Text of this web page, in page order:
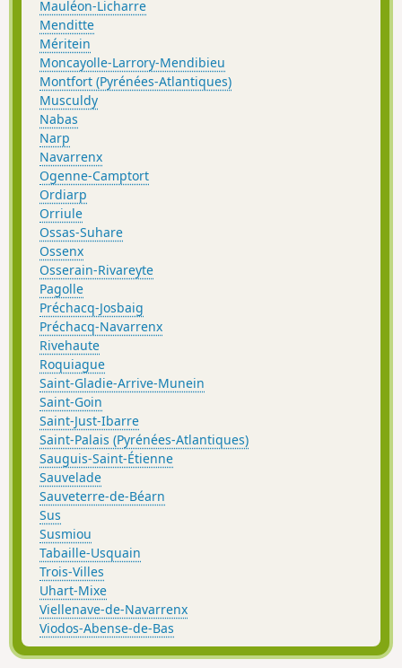
Mauléon-Licharre
Menditte
Méritein
Moncayolle-Larrory-Mendibieu
Montfort (Pyrénées-Atlantiques)
Musculdy
Nabas
Narp
Navarrenx
Ogenne-Camptort
Ordiarp
Orriule
Ossas-Suhare
Ossenx
Osserain-Rivareyte
Pagolle
Préchacq-Josbaig
Préchacq-Navarrenx
Rivehaute
Roquiague
Saint-Gladie-Arrive-Munein
Saint-Goin
Saint-Just-Ibarre
Saint-Palais (Pyrénées-Atlantiques)
Sauguis-Saint-Étienne
Sauvelade
Sauveterre-de-Béarn
Sus
Susmiou
Tabaille-Usquain
Trois-Villes
Uhart-Mixe
Viellenave-de-Navarrenx
Viodos-Abense-de-Bas